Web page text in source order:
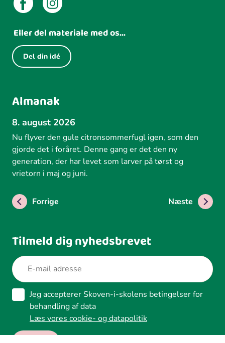
Eller del materiale med os...
Del din idé
Almanak
8. august 2026
Nu flyver den gule citronsommerfugl igen, som den
gjorde det i foråret. Denne gang er det den ny
generation, der har levet som larver på tørst og
vrietorn i maj og juni.
Forrige Næste
Tilmeld dig nyhedsbrevet
Jeg accepterer Skoven-i-skolens betingelser for
behandling af data
Læs vores cookie- og datapolitik